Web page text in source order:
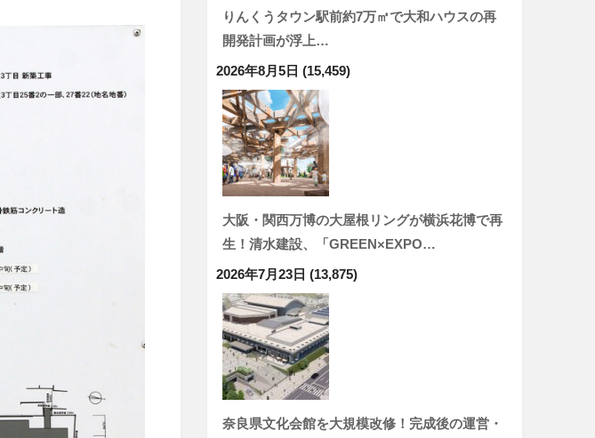
りんくうタウン駅前約7万㎡で大和ハウスの再
開発計画が浮上…
2026年8月5日 (15,459)
大阪・関西万博の大屋根リングが横浜花博で再
生！清水建設、「GREEN×EXPO…
2026年7月23日 (13,875)
奈良県文化会館を大規模改修！完成後の運営・